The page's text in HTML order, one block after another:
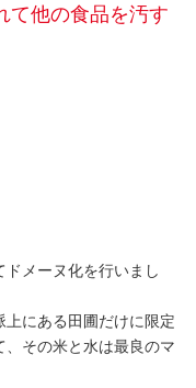
て他の食品を汚す
ドメーヌ化を行いまし
にある田圃だけに限定
、その米と水は最良のマ